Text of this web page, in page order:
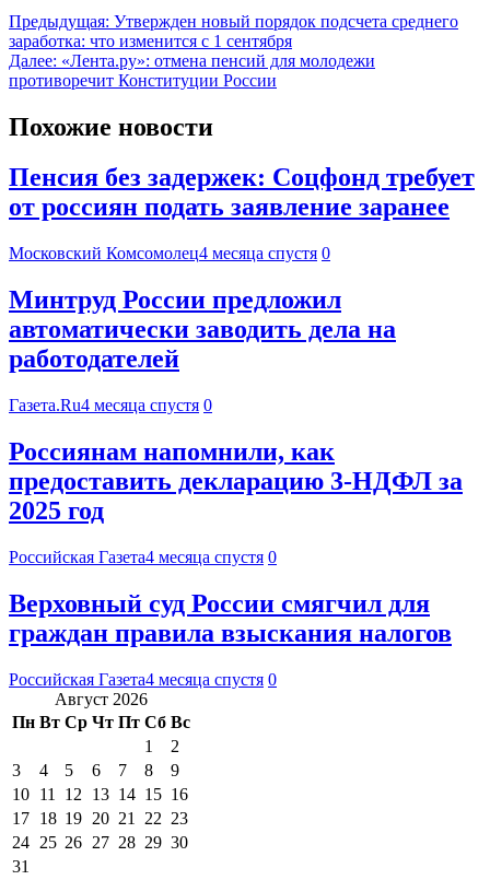
Предыдущая: Утвержден новый порядок подсчета среднего
заработка: что изменится с 1 сентября
Далее: «Лента.ру»: отмена пенсий для молодежи
противоречит Конституции России
Похожие новости
Пенсия без задержек: Соцфонд требует
от россиян подать заявление заранее
Московский Комсомолец4 месяца спустя 0
Минтруд России предложил
автоматически заводить дела на
работодателей
Газета.Ru4 месяца спустя 0
Россиянам напомнили, как
предоставить декларацию 3-НДФЛ за
2025 год
Российская Газета4 месяца спустя 0
Верховный суд России смягчил для
граждан правила взыскания налогов
Российская Газета4 месяца спустя 0
Август 2026
Пн Вт Ср Чт Пт Сб Вс
1
2
3
4 5 6 7 8
9
10 11 12 13 14 15 16
17 18 19 20 21 22 23
24 25 26 27 28 29 30
31